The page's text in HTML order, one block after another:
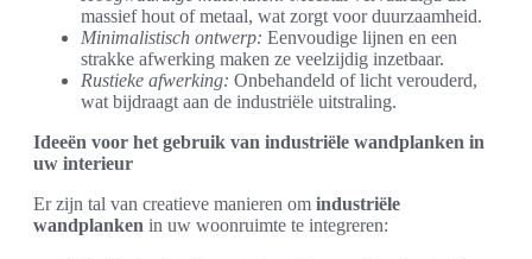
massief hout of metaal, wat zorgt voor duurzaamheid.
Minimalistisch ontwerp: Eenvoudige lijnen en een
strakke afwerking maken ze veelzijdig inzetbaar.
Rustieke afwerking: Onbehandeld of licht verouderd,
wat bijdraagt aan de industriële uitstraling.
Ideeën voor het gebruik van industriële wandplanken in
uw interieur
Er zijn tal van creatieve manieren om industriële
wandplanken in uw woonruimte te integreren: